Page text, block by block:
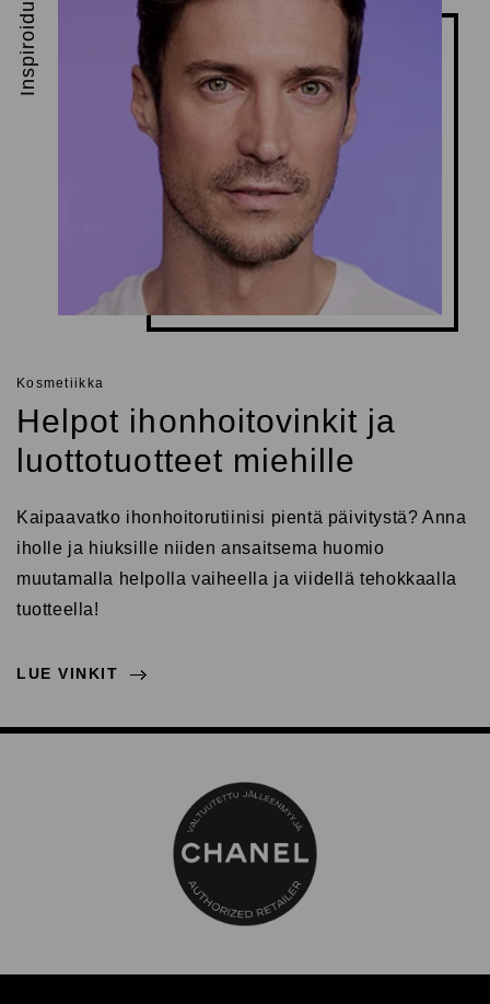
Kosmetiikka
Helpot ihonhoitovinkit ja
luottotuotteet miehille
Kaipaavatko ihonhoitorutiinisi pientä päivitystä? Anna
iholle ja hiuksille niiden ansaitsema huomio
muutamalla helpolla vaiheella ja viidellä tehokkaalla
tuotteella!
LUE VINKIT
Inspiroidu
LUE VINKIT